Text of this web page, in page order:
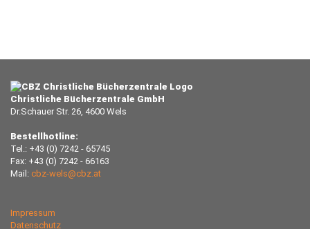
Christliche Bücherzentrale GmbH
Dr.Schauer Str. 26, 4600 Wels
Bestellhotline:
Tel.: +43 (0) 7242 - 65745
Fax: +43 (0) 7242 - 66163
Mail: cbz-wels@cbz.at
Impressum
Datenschutz